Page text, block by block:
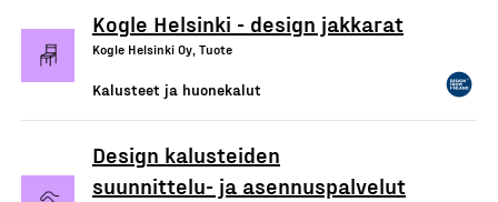
Kogle Helsinki - design jakkarat
Kogle Helsinki Oy, Tuote
Kalusteet ja huonekalut
Design kalusteiden
suunnittelu- ja asennuspalvelut